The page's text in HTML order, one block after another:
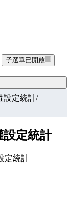
子選單已開啟
設定統計/
設定統計
定統計